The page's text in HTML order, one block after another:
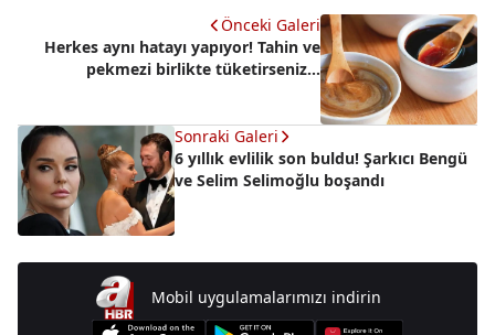
Önceki Galeri
Herkes aynı hatayı yapıyor! Tahin ve
pekmezi birlikte tüketirseniz...
Sonraki Galeri
6 yıllık evlilik son buldu! Şarkıcı Bengü
ve Selim Selimoğlu boşandı
Mobil uygulamalarımızı indirin